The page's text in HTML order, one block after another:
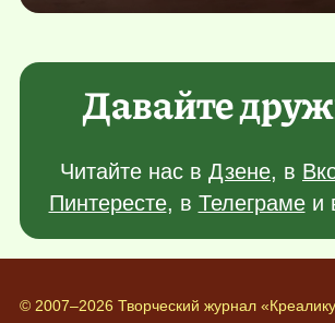
Давайте
Читайте нас в Дзене, в
Пинтересте, в Телеграмеи
© 2007–2026 Творческий журнал